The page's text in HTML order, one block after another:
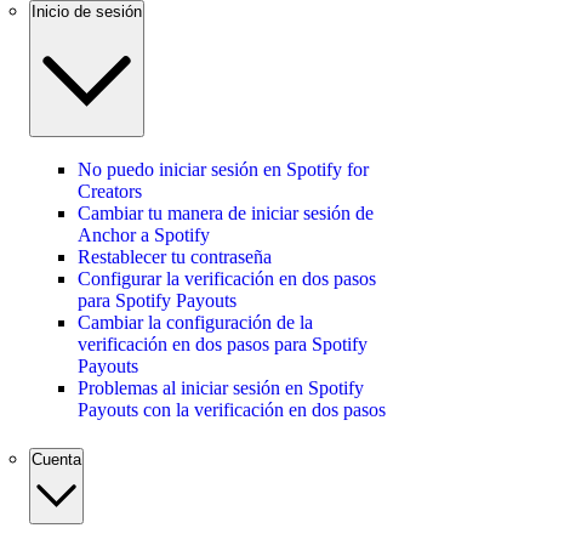
Inicio de sesión
No puedo iniciar sesión en Spotify for
Creators
Cambiar tu manera de iniciar sesión de
Anchor a Spotify
Restablecer tu contraseña
Configurar la verificación en dos pasos
para Spotify Payouts
Cambiar la configuración de la
verificación en dos pasos para Spotify
Payouts
Problemas al iniciar sesión en Spotify
Payouts con la verificación en dos pasos
Cuenta